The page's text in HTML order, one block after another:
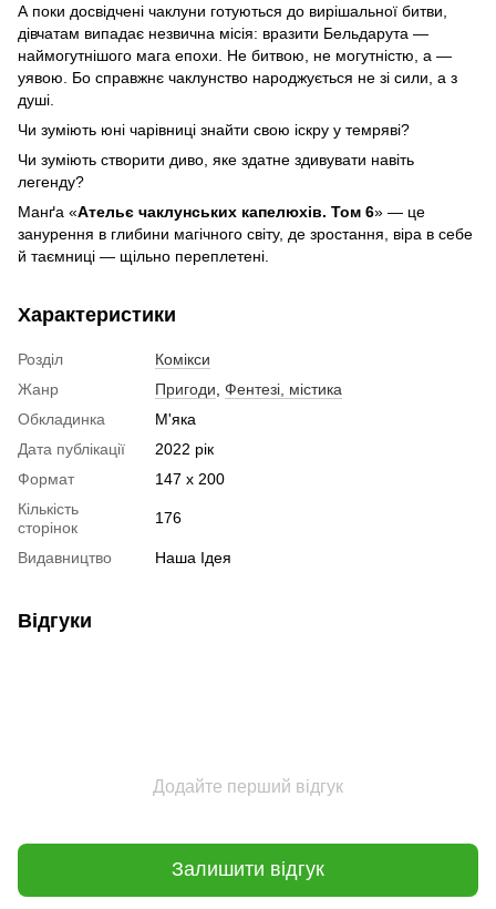
А поки досвідчені чаклуни готуються до вирішальної битви,
дівчатам випадає незвична місія: вразити Бельдарута —
наймогутнішого мага епохи. Не битвою, не могутністю, а —
уявою. Бо справжнє чаклунство народжується не зі сили, а з
душі.
Чи зуміють юні чарівниці знайти свою іскру у темряві?
Чи зуміють створити диво, яке здатне здивувати навіть
легенду?
Манґа «Ательє чаклунських капелюхів. Том 6» — це
занурення в глибини магічного світу, де зростання, віра в себе
й таємниці — щільно переплетені.
Характеристики
Розділ
Комікси
Жанр
Пригоди Фентезі, містика
Обкладинка
М'яка
Дата публікації
2022 рік
Формат
147 х 200
Кількість
сторінок
176
Видавництво Наша Ідея
Відгуки
Додайте перший відгук
Залишити відгук